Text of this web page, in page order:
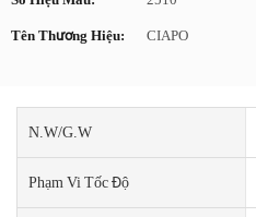
Tên Thương Hiệu: CIAPO
N.W/G.W
Phạm Vi Tốc Độ